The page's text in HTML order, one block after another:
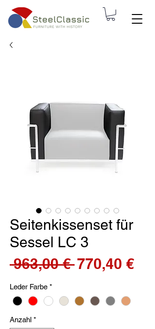
Seitenkissenset für
Sessel LC 3
963,00 € 770,40 €
Leder Farbe *
Anzahl *